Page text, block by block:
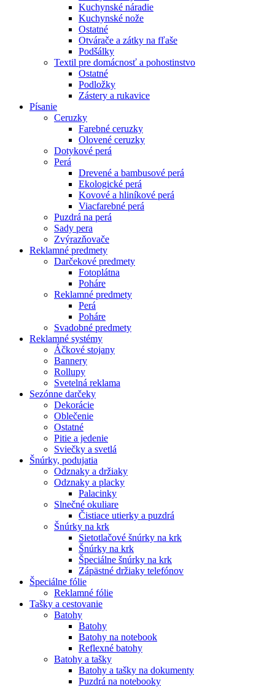
Kuchynské náradie
Kuchynské nože
Ostatné
Otvárače a zátky na fľaše
Podšálky
Textil pre domácnosť a pohostinstvo
Ostatné
Podložky
Zástery a rukavice
Písanie
Ceruzky
Farebné ceruzky
Olovené ceruzky
Dotykové perá
Perá
Drevené a bambusové perá
Ekologické perá
Kovové a hliníkové perá
Viacfarebné perá
Puzdrá na perá
Sady pera
Zvýrazňovače
Reklamné predmety
Darčekové predmety
Fotoplátna
Poháre
Reklamné predmety
Perá
Poháre
Svadobné predmety
Reklamné systémy
Áčkové stojany
Bannery
Rollupy
Svetelná reklama
Sezónne darčeky
Dekorácie
Oblečenie
Ostatné
Pitie a jedenie
Sviečky a svetlá
Šnúrky, podujatia
Odznaky a držiaky
Odznaky a placky
Palacinky
Slnečné okuliare
Čistiace utierky a puzdrá
Šnúrky na krk
Sietotlačové šnúrky na krk
Šnúrky na krk
Špeciálne šnúrky na krk
Zápästné držiaky telefónov
Špeciálne fólie
Reklamné fólie
Tašky a cestovanie
Batohy
Batohy
Batohy na notebook
Reflexné batohy
Batohy a tašky
Batohy a tašky na dokumenty
Puzdrá na notebooky